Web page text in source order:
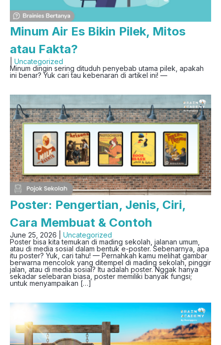
Minum Air Es Bikin Pilek, Mitos
atau Fakta?
Uncategorized
Minum dingin sering dituduh penyebab utama pilek, apakah
ini benar? Yuk cari tau kebenaran di artikel ini! —
Poster: Pengertian, Jenis, Ciri,
Cara Membuat & Contoh
June 25, 2026 | Uncategorized
Poster bisa kita temukan di mading sekolah, jalanan umum,
atau di media sosial dalam bentuk e-poster. Sebenarnya, apa
itu poster? Yuk, cari tahu! — Pernahkah kamu melihat gambar
berwarna mencolok yang ditempel di mading sekolah, pinggir
jalan, atau di media sosial? Itu adalah poster. Nggak hanya
sekadar selebaran biasa, poster memiliki banyak fungsi;
untuk menyampaikan […]